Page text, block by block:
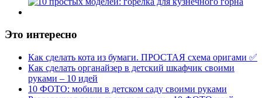
Это интересно
Как сделать кота из бумаги. ПРОСТАЯ схема оригами ✅
Как сделать органайзер в детский шкафчик своими
руками – 10 идей
10 ФОТО: мобили в детском саду своими руками